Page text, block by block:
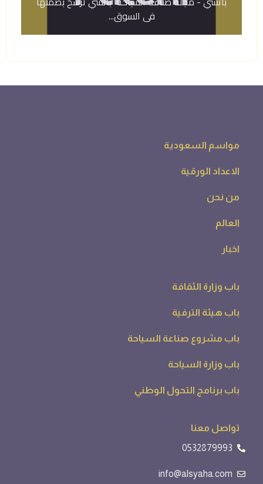
في السوق...
مواسم السعودية
الاعداد الورقية
من نحن
العالم
اخبار
باب وزارة الثقافة
باب هيئة الترفية
باب مشروع صناعة السياحة
باب وزارة السياحة
باب برنامج التحول الوطني
تواصل معنا
0532879993
info@alsyaha.com